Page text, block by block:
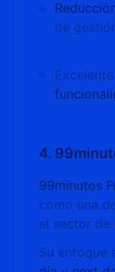
de
4.
99minutos
como una
el sector de
Su enfoque